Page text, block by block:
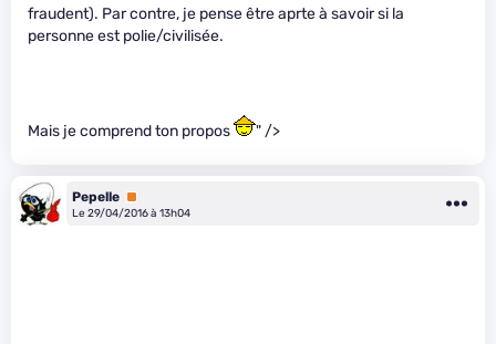
fraudent). Par contre, je pense être aprte à savoir si la
personne est polie/civilisée.
Mais je comprend ton propos " />
Pepelle Premium
Le 29/04/2016 à 13h04